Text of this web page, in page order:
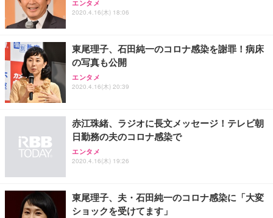
エンタメ
2020.4.16(木) 18:06
東尾理子、石田純一のコロナ感染を謝罪！病床
の写真も公開
エンタメ
2020.4.16(木) 20:39
赤江珠緒、ラジオに長文メッセージ！テレビ朝
日勤務の夫のコロナ感染で
エンタメ
2020.4.16(木) 19:26
東尾理子、夫・石田純一のコロナ感染に「大変
ショックを受けてます」